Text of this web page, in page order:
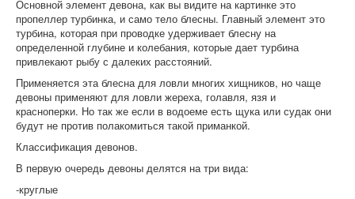
Основной элемент девона, как вы видите на картинке это
пропеллер турбинка, и само тело блесны. Главный элемент это
турбина, которая при проводке удерживает блесну на
определенной глубине и колебания, которые дает турбина
привлекают рыбу с далеких расстояний.
Применяется эта блесна для ловли многих хищников, но чаще
девоны применяют для ловли жереха, голавля, язя и
красноперки. Но так же если в водоеме есть щука или судак они
будут не против полакомиться такой приманкой.
Классификация девонов.
В первую очередь девоны делятся на три вида:
-круглые